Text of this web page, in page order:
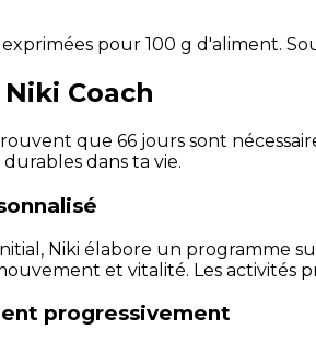
pour 100 g d'aliment.
Coach
que 66 jours sont
dans ta vie.
Niki élabore un programme
et vitalité. Les activités
progressivement